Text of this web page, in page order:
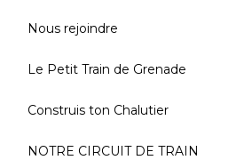
Nous rejoindre
Le Petit Train de Grenade
Construis ton Chalutier
NOTRE CIRCUIT DE TRAIN